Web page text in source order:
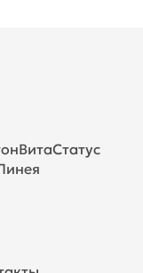
ВитаСтатус